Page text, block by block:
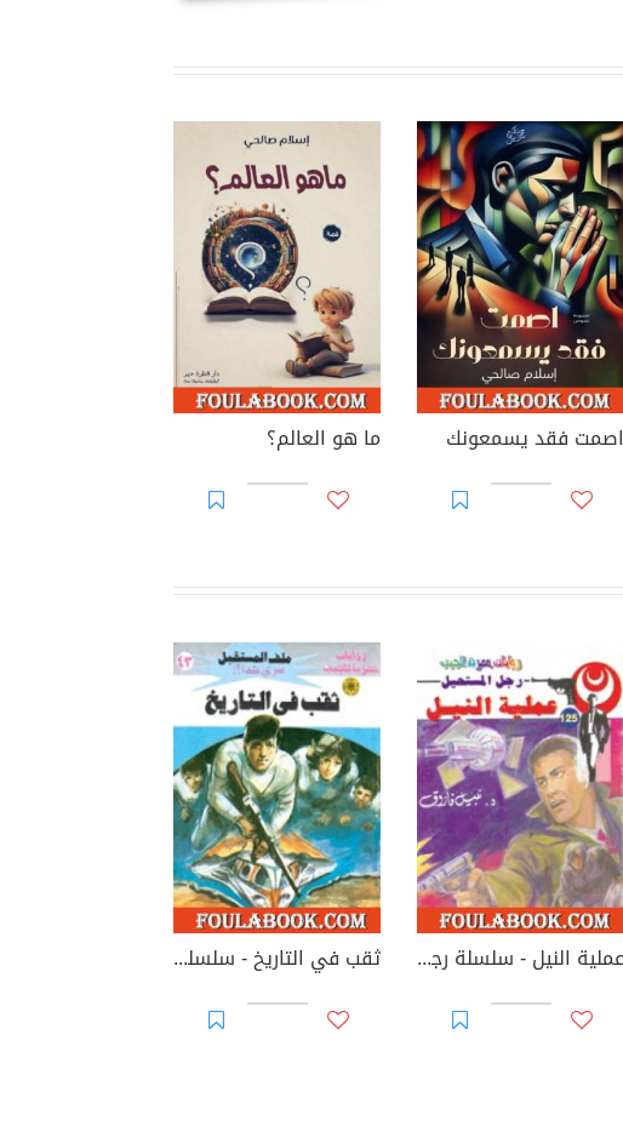
اصمت فقد يسمعونك ما هو العالم؟
عملية النيل - سلسلة رجل المستحيل ثقب في التاريخ - سلسلة ملف المستقبل